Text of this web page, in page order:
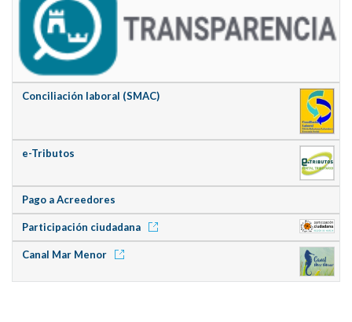
Conciliación laboral (SMAC)
e-Tributos
Pago a Acreedores
Participación ciudadana
Canal Mar Menor